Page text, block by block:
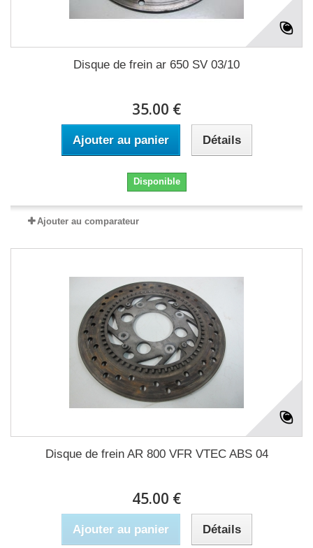
Disque de frein ar 650 SV 03/10
35.00 €
Ajouter au panier Détails
Disponible
Ajouter au comparateur
Disque de frein AR 800 VFR VTEC ABS 04
45.00 €
Ajouter au panier Détails